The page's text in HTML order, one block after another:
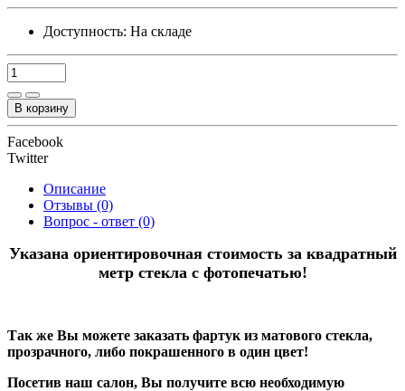
Доступность: На складе
В корзину
Facebook
Twitter
Описание
Отзывы (0)
Вопрос - ответ (0)
Указана ориентировочная стоимость за квадратный
метр стекла с фотопечатью!
Так же Вы можете заказать фартук из матового стекла,
прозрачного, либо покрашенного в один цвет!
Посетив наш салон, Вы получите всю необходимую